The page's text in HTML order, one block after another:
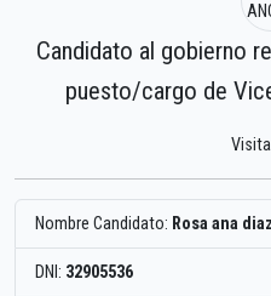
Candidato al gobierno
puesto/cargo de
Nombre Candidato: Rosa ana
DNI: 32905536